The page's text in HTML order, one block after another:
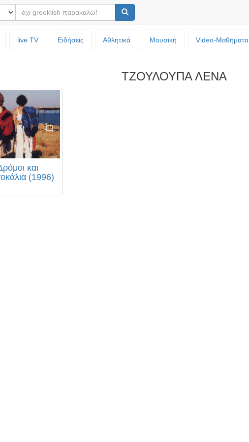
live TV Ειδήσεις Αθλητικά Μουσική Video-Mαθήματα
ΤΖΟΥΛΟΥΠΑ ΛΕΝΑ
και
(1996)